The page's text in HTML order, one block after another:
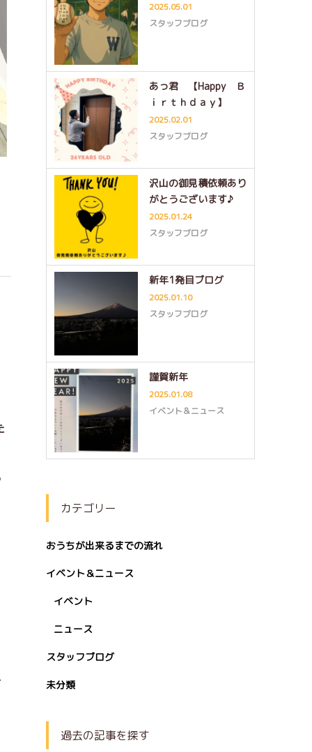
2025.05.01
スタッフブログ
あっ君 【Happy Ｂ
ｉｒｔｈｄａｙ】
2025.02.01
スタッフブログ
沢山の御見積依頼あり
がとうございます♪
2025.01.24
スタッフブログ
新年1発目ブログ
2025.01.10
スタッフブログ
謹賀新年
2025.01.08
イベント＆ニュース
カテゴリー
おうちが出来るまでの流れ
イベント＆ニュース
イベント
ニュース
スタッフブログ
未分類
過去の記事を探す